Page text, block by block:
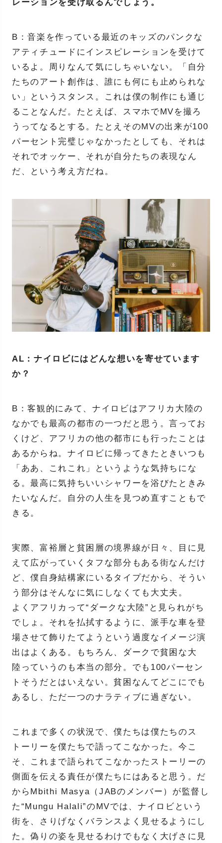
レーションを受け取るんでしょう。
B：音楽を作っている最近のキッズのパンクな
アティチュードにインスピレーションを受けて
いるよ。周りなんて気にしちゃいない。「自分
たちのアート創作は、誰にも何にも止められな
い」というスタンス。これは僕の制作にも通じ
ることなんだ。たとえば、スマホでMVを撮ろ
うってなるとする。たとえそのMVの出来が100
パーセント完璧じゃなかったとしても、それは
それでオッケー、それが自分たちの表現なん
だ、という考え方だね。
AL：ナイロビにはどんな想いを寄せています
か？
B：客観的にみて、ナイロビはアフリカ大陸の
なかでも最高の都市の一つだと思う。言ってお
くけど、アフリカの他の都市にも行ったことは
あるからね。ナイロビに帰ってきたときいつも
「ああ、これこれ」というような気持ちにな
る。最高に気持ちいいシャワーを浴びたときみ
たいなんだ。自分の人生を見つめ直すこともで
きる。
実際、富裕層と貧困層の境界線が日々、目に見
えて広がっていくタフな部分もある街なんだけ
ど、僕自身結構家にいるタイプだから、そうい
う部分はそんなに気にしなくても大丈夫。
よくアフリカって“ダークな大陸”と見られがち
でしょ。それを払拭するように、派手な車を登
場させて飾りたてようという過度なイメージ演
出はよくある。もちろん、ダークで貧困な大
陸っていうのも本当の部分。でも100パーセン
トそうだとはいえない。貧困なんてどこにでも
あるし、ただ一つのナラティブに過ぎない。
これまで多くの状況で、僕たちは僕たちのス
トーリーを僕たちで語ってこなかった。今こ
そ、これまで語られてこなかったストーリーの
側面を伝える責任が僕たちにはあると思う。だ
からMbithi Masya（JABのメンバー）が監督し
た“Mungu Halali”のMVでは、ナイロビという
街を、さりげなくバランスよく見せるようにし
た。偽りの姿を見せるわけでもなく大げさに見